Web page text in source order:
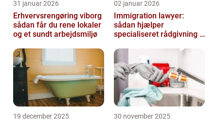
31 januar 2026
Erhvervsrengøring viborg
sådan får du rene lokaler
og et sundt arbejdsmiljø
02 januar 2026
Immigration lawyer:
sådan hjælper
specialiseret rådgivning i
19 december 2025 30 november 2025